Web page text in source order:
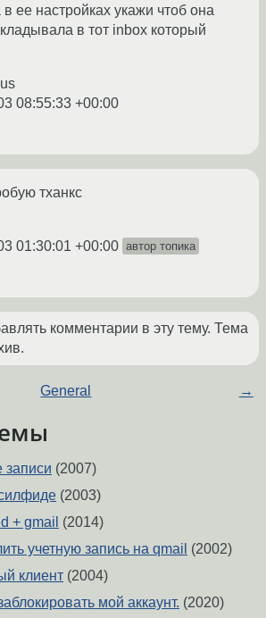
в ее настройках укажи чтоб она
в тот inbox который
08:55:33 +00:00
тханкс
01:30:01 +00:00 автор топика
комментарии в эту тему. Тема
General →
записи (2007)
(2003)
+ gmail (2014)
учетную запись на qmail (2002)
клиент (2004)
мой аккаунт. (2020)